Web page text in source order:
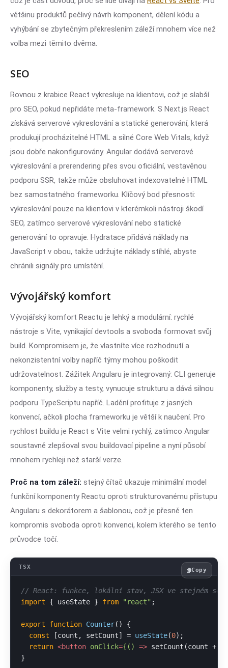
většinu produktů pečlivý návrh komponent, dělení kódu a
vyhýbání se zbytečným překreslením záleží mnohem více než
volba mezi těmito dvěma.
SEO
Rovnou z krabice React vykresluje na klientovi, což je slabší
pro SEO, pokud nepřidáte meta-framework. S Next.js React
získává serverové vykreslování a statické generování, která
produkují procházitelné HTML a silné Core Web Vitals, když
jsou dobře nakonfigurovány. Angular dodává serverové
vykreslování a prerendering přes svou oficiální, vestavěnou
podporu SSR, takže může obsluhovat indexovatelné HTML
bez samostatného frameworku. Klíčový bod přesnosti:
vykreslování pouze na klientovi v kterémkoli nástroji škodí
SEO, zatímco serverové vykreslování nebo statické
generování to opravuje. Hydratace přidává náklady na
JavaScript v obou, takže udržujte náklady stíhlé, abyste
chránili signály pro umístění.
Vývojářský komfort
Vývojářský komfort Reactu je lehký a modulární: rychlé
nástroje s Vite, vynikající devtools a svoboda formovat svůj
build. Kompromisem je, že vlastníte více rozhodnutí a
nekonzistentní volby napříč týmy mohou poškodit
udržovatelnost. Zážitek Angularu je integrovaný: CLI generuje
komponenty, služby a testy, vynucuje strukturu a dává silnou
podporu TypeScriptu napříč. Ladění profituje z jasných
konvencí, ačkoli plocha frameworku je větší k naučení. Pro
rychlost buildu je React s Vite velmi rychlý, zatímco Angular
soustavně zlepšoval svou buildovací pipeline a nyní působí
mnohem rychleji než starší verze.
Proč na tom záleží: stejný čítač ukazuje minimální model
funkční komponenty Reactu oproti strukturovanému přístupu
Angularu s dekorátorem a šablonou, což je přesně ten
kompromis svoboda oproti konvenci, kolem kterého se tento
průvodce točí.
// React: funkce, lokální stav, JSX ve stejném
import { useState } from "react" ;
export function Counter( ) {
const [count, setCount] = useState(0);
return <button onClick={() => setCount(count +
}
Copy